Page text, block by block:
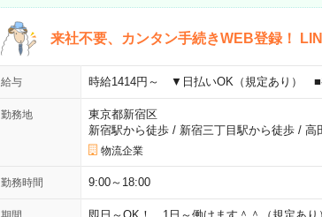
来社不要、カンタン手続きWEB登録！
給与 時給1414円～ ▼日払いOK（規定あり）
勤務地
東京都新宿区
新宿駅から徒歩/ 新宿三丁目駅から徒歩/ 高
物流企業
勤務時間 9:00～18:00